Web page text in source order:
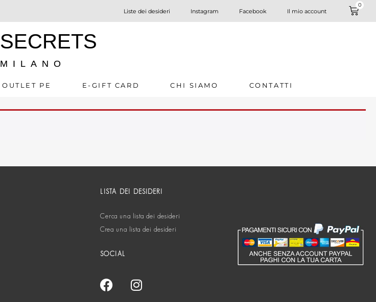
Liste dei desideri Instagram Facebook Il mio account
0
SECRETS
MILANO
OUTLET PE E-GIFT CARD CHI SIAMO CONTATTI
LISTA DEI DESIDERI
Cerca una lista dei desideri
Crea una lista dei desideri
SOCIAL